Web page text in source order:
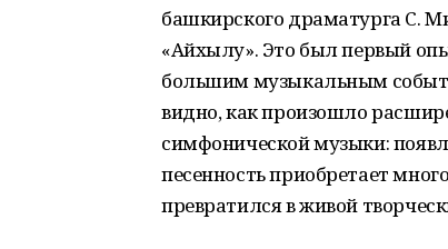
башкирского драматурга С.
«Айхылу». Это был первый
большим музыкальным
видно, как произошло
симфонической музыки:
песенность приобретает
превратился в живой